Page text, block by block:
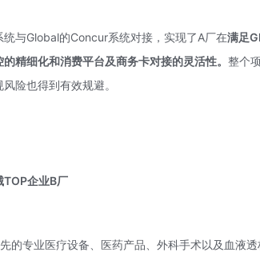
统与Global的Concur系统对接，实现了A厂在满足
的精细化和消费平台及商务卡对接的灵活性。整个
险也得到有效规避。
TOP企业B厂
的专业医疗设备、医药产品、外科手术以及血液透